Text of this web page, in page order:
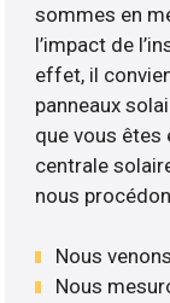
sommes en
l’impact de
effet, il
panneaux
que vous êtes
centrale
nous
Nous
Nous